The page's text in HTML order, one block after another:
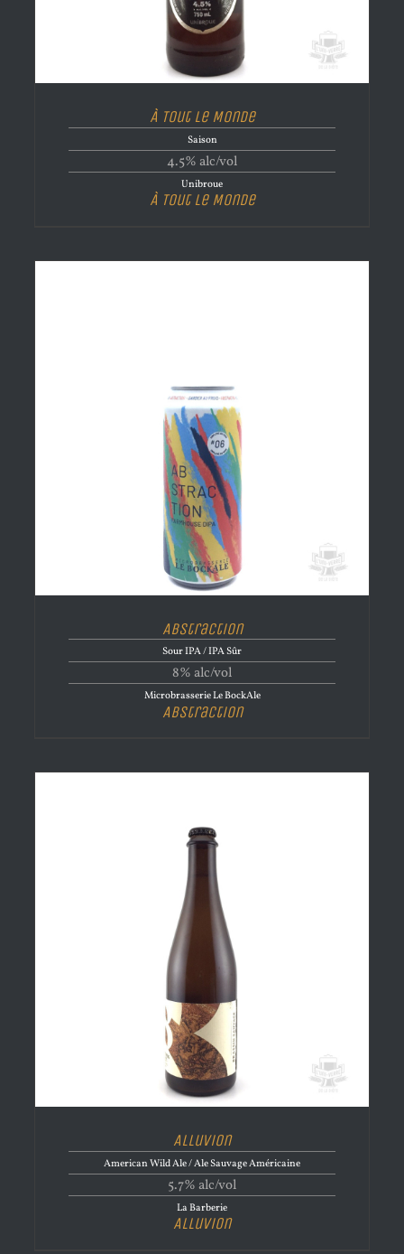
À Tout Le Monde
Saison
4.5% alc/vol
Unibroue
À Tout Le Monde
Abstraction
Sour IPA / IPA Sûr
8% alc/vol
Microbrasserie Le BockAle
Abstraction
Alluvion
American Wild Ale / Ale Sauvage Américaine
5.7% alc/vol
La Barberie
Alluvion